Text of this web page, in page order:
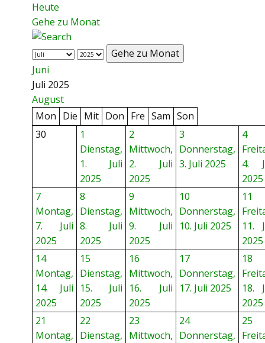
Heute
Gehe zu Monat
Gehe zu Monat
Juni
Juli 2025
August
Mon Die Mit Don Fre Sam Son
30
1
Dienstag,
1. Juli
2025
2
Mittwoch,
2. Juli
2025
3
Donnerstag,
3. Juli 2025
4
4.
2025
7
Montag,
7. Juli
2025
8
Dienstag,
8. Juli
2025
9
Mittwoch,
9. Juli
2025
10
Donnerstag,
10. Juli 2025
11
11.
2025
14
Montag,
14. Juli
2025
15
Dienstag,
15. Juli
2025
16
Mittwoch,
16. Juli
2025
17
Donnerstag,
17. Juli 2025
18
18.
2025
21
Montag,
22
Dienstag,
23
Mittwoch,
24
Donnerstag,
25